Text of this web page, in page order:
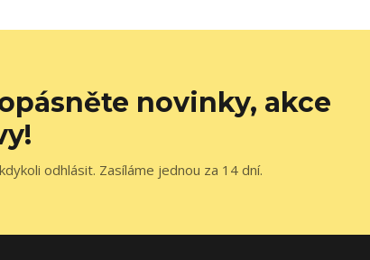
novinky, akce
odhlásit. Zasíláme jednou za 14 dní.